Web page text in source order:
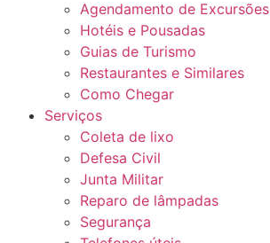
Agendamento de Excursões
Hotéis e Pousadas
Guias de Turismo
Restaurantes e Similares
Como Chegar
Serviços
Coleta de lixo
Defesa Civil
Junta Militar
Reparo de lâmpadas
Segurança